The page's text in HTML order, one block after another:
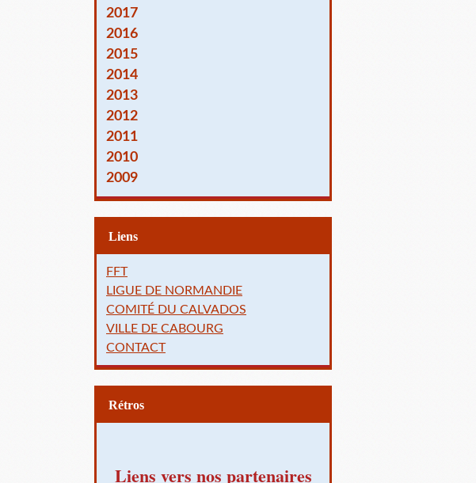
2017
2016
2015
2014
2013
2012
2011
2010
2009
Liens
FFT
LIGUE DE NORMANDIE
COMITÉ DU CALVADOS
VILLE DE CABOURG
CONTACT
Rétros
Liens vers nos partenaires